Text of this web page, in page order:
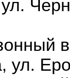
ул.